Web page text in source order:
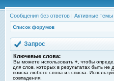
Сообщения без ответов | Активные темы
Список форумов
Запрос
Ключевые слова:
Вы можете использовать + , чтобы
для слов, которых в результатах быть
поиска любого слова из списка.
совпадения.